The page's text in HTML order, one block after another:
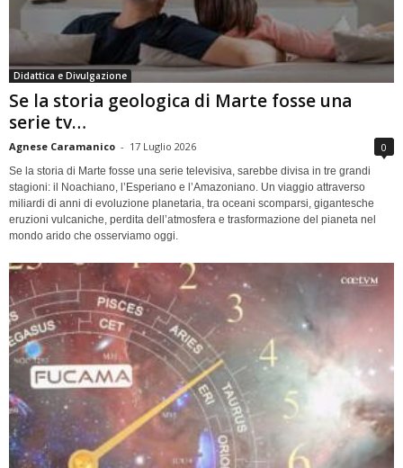
Didattica e Divulgazione
Se la storia geologica di Marte fosse una
serie tv…
Agnese Caramanico - 17 Luglio 2026 0
Se la storia di Marte fosse una serie televisiva, sarebbe divisa in tre grandi
stagioni: il Noachiano, l’Esperiano e l’Amazoniano. Un viaggio attraverso
miliardi di anni di evoluzione planetaria, tra oceani scomparsi, gigantesche
eruzioni vulcaniche, perdita dell’atmosfera e trasformazione del pianeta nel
mondo arido che osserviamo oggi.